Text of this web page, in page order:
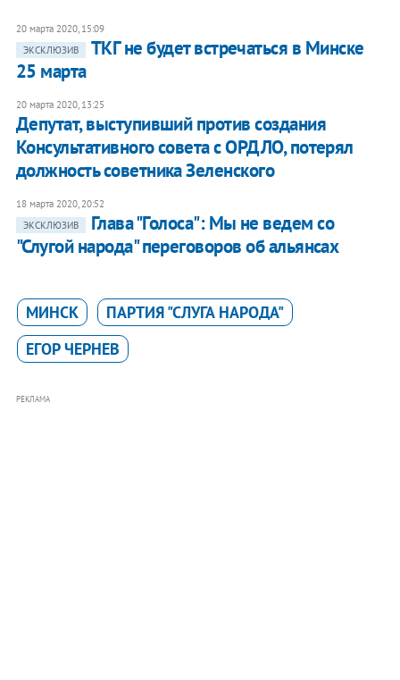
20 марта 2020, 15:09
ЭКСКЛЮЗИВ
ТКГ не будет встречаться в Минске
25 марта
20 марта 2020, 13:25
Депутат, выступивший против создания
Консультативного совета с ОРДЛО, потерял
должность советника Зеленского
18 марта 2020, 20:52
ЭКСКЛЮЗИВ
Глава "Голоса": Мы не ведем со
"Слугой народа" переговоров об альянсах
МИНСК
ПАРТИЯ "СЛУГА НАРОДА"
ЕГОР ЧЕРНЕВ
РЕКЛАМА